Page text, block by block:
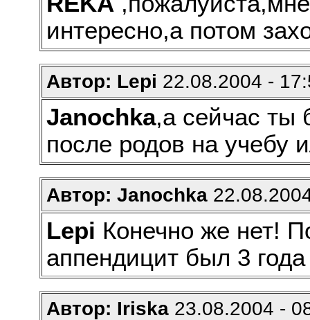
интересно,а потом
Автор: Lepi 22.08.2004 -
Janochka,а сейчас ты
после родов на учебу
Автор: Janochka
Lepi Конечно же нет!
аппендицит был 3
Автор: Iriska23.08.2004 -